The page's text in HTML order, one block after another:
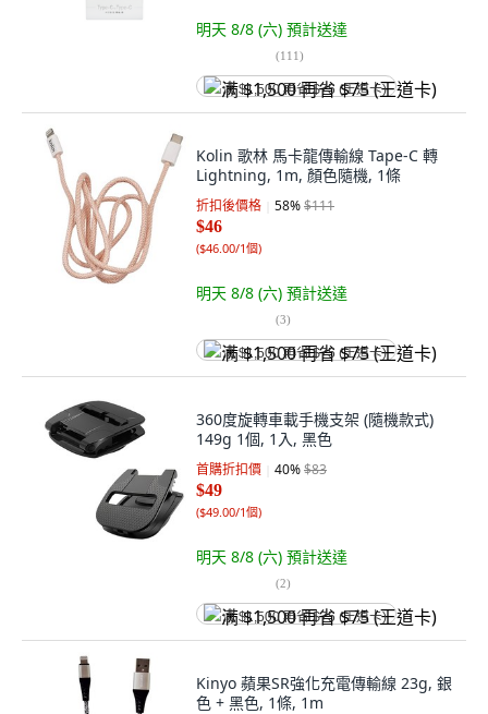
明天 8/8 (六) 預計送達
(111)
满 $1,500 再省 $75 (王道卡)
Kolin 歌林 馬卡龍傳輸線 Tape-C 轉
Lightning, 1m, 顏色隨機, 1條
折扣後價格 58%$111
$46
($46.00/1個)
明天 8/8 (六) 預計送達
(3)
满 $1,500 再省 $75 (王道卡)
360度旋轉車載手機支架 (隨機款式)
149g 1個, 1入, 黑色
首購折扣價 40%$83
$49
($49.00/1個)
明天 8/8 (六) 預計送達
(2)
满 $1,500 再省 $75 (王道卡)
Kinyo 蘋果SR強化充電傳輸線 23g, 銀
色 + 黑色, 1條, 1m